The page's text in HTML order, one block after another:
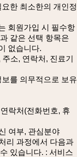
한 최소한의 개인정
회원가입 시 필수항
같은 선택 항목은
없습니다.
소, 연락처, 진료기
를 의무적으로 보유
락처(전화번호, 휴
여부, 관심분야
리 과정에서 다음과
있습니다. : 서비스